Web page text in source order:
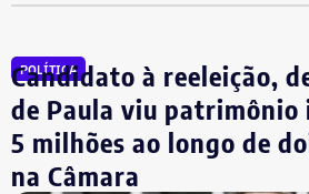
redução da burocracia e o
empreendedores.
O economista também ocupava a
Sociedade Nacional de Agricultura;
POLÍTICA
Candidato à reeleição,
de Paula viu patrimônio
5 milhões ao longo de
na Câmara